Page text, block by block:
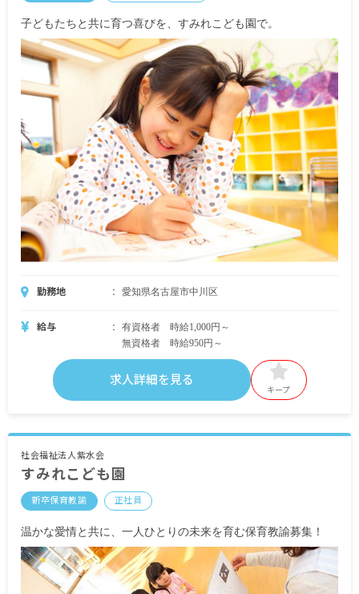
子どもたちと共に育つ喜びを、すみれこども園で。
勤務地 愛知県名古屋市中川区
給与
有資格者 時給1,000円～
無資格者 時給950円～
求人詳細を見る
キープ
社会福祉法人紫水会
すみれこども園
新卒保育教諭 正社員
温かな愛情と共に、一人ひとりの未来を育む保育教諭募集！